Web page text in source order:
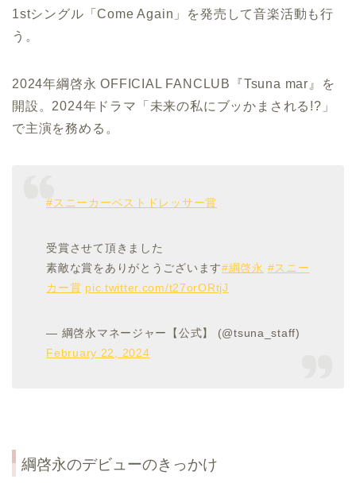
1stシングル「Come Again」を発売して音楽活動も行
う。
2024年綱啓永 OFFICIAL FANCLUB『Tsuna mar』を
開設。2024年ドラマ「未来の私にブッかまされる!?」
で主演を務める。
#スニーカーベストドレッサー賞
受賞させて頂きました
素敵な賞をありがとうございます#綱啓永 #スニー
カー賞 pic.twitter.com/t27orORtjJ
— 綱啓永マネージャー【公式】 (@tsuna_staff)
February 22, 2024
綱啓永のデビューのきっかけ